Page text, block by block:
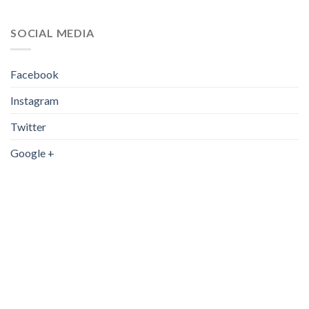
του
προϊόντος
SOCIAL MEDIA
Facebook
Instagram
Twitter
Google +